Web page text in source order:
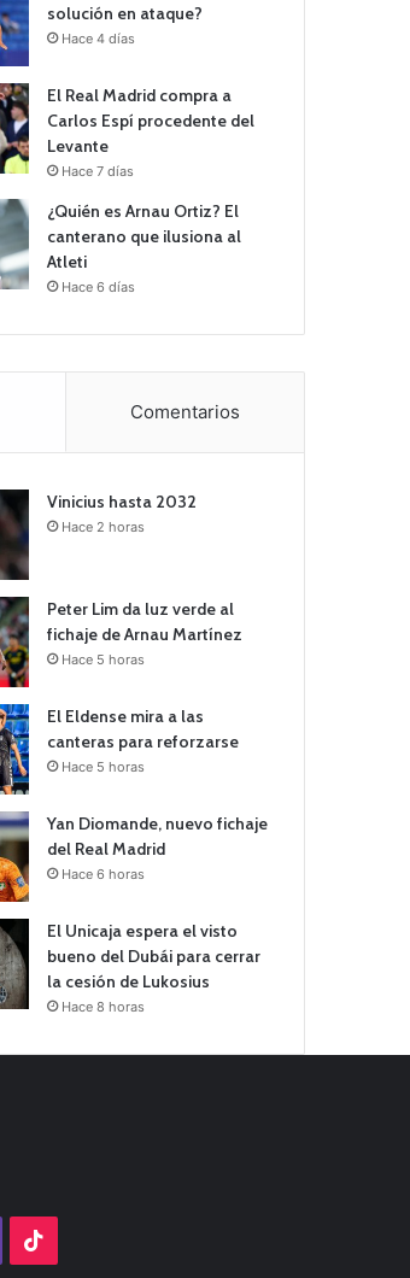
solución en ataque?
Hace 4 días
El Real Madrid compra a
Carlos Espí procedente del
Levante
Hace 7 días
¿Quién es Arnau Ortiz? El
canterano que ilusiona al
Atleti
Hace 6 días
Comentarios
Vinicius hasta 2032
Hace 2 horas
Peter Lim da luz verde al
fichaje de Arnau Martínez
Hace 5 horas
El Eldense mira a las
canteras para reforzarse
Hace 5 horas
Yan Diomande, nuevo fichaje
del Real Madrid
Hace 6 horas
El Unicaja espera el visto
bueno del Dubái para cerrar
la cesión de Lukosius
Hace 8 horas
Twitch